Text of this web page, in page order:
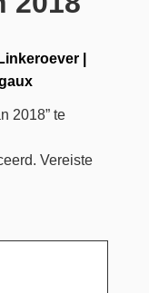
Linkeroever|
2018” te
Vereiste